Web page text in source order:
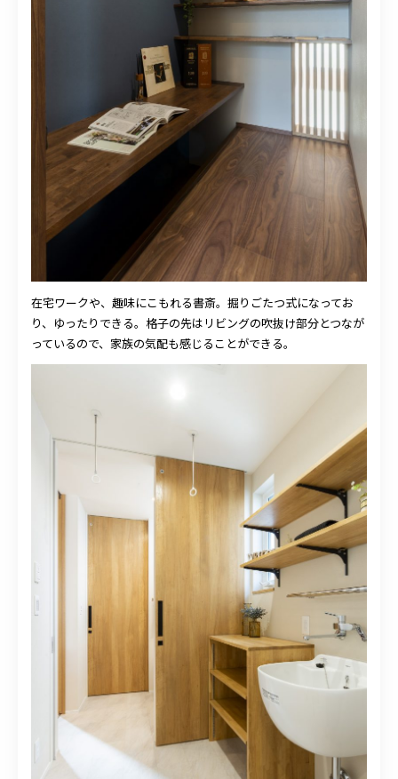
在宅ワークや、趣味にこもれる書斎。掘りごたつ式になってお
り、ゆったりできる。格子の先はリビングの吹抜け部分とつなが
っているので、家族の気配も感じることができる。